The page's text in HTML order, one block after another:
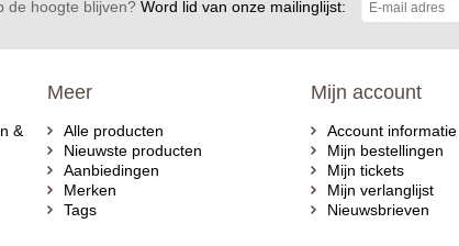
de hoogte blijven?Word lid van onze mailinglijst:
&
Meer
Alle producten
Nieuwste producten
Aanbiedingen
Merken
Tags
Mijn account
Account informatie
Mijn bestellingen
Mijn tickets
Mijn verlanglijst
Nieuwsbrieven